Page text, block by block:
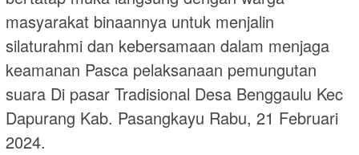
masyarakat binaannya untuk menjalin
silaturahmi dan kebersamaan dalam menjaga
keamanan Pasca pelaksanaan pemungutan
suara Di pasar Tradisional Desa Benggaulu Kec
Dapurang Kab. Pasangkayu Rabu, 21 Februari
2024.